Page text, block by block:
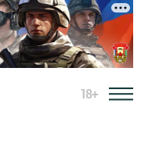
18+